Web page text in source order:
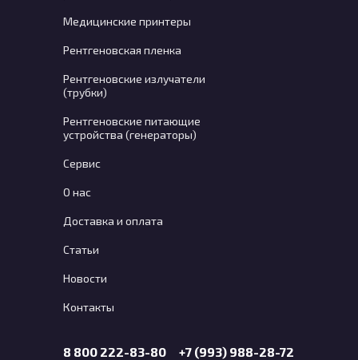
Медицинские принтеры
Рентгеновская пленка
Рентгеновские излучатели
(трубки)
Рентгеновские питающие
устройства (генераторы)
Сервис
О нас
Доставка и оплата
Статьи
Новости
Контакты
8 800 222-83-80 +7 (993) 988-28-72